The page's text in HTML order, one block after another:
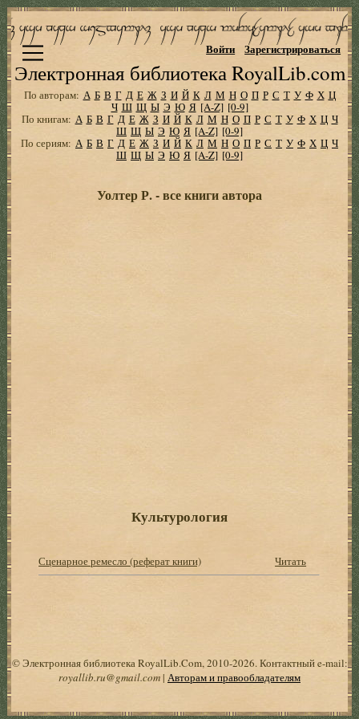
Электронная библиотека RoyalLib.com
Войти Зарегистрироваться
По авторам: А Б В Г Д Е Ж З И Й К Л М Н О П Р С Т У Ф Х Ц
Ч Ш Щ Ы Э Ю Я [A-Z] [0-9]
По книгам: А Б В Г Д Е Ж З И Й К Л М Н О П Р С Т У Ф Х Ц Ч
Ш Щ Ы Э Ю Я [A-Z] [0-9]
По сериям: А Б В Г Д Е Ж З И Й К Л М Н О П Р С Т У Ф Х Ц Ч
Ш Щ Ы Э Ю Я [A-Z] [0-9]
Уолтер Р. - все книги автора
Культурология
Сценарное ремесло (реферат книги) Читать
© Электронная библиотека RoyalLib.Com, 2010-2026. Контактный e-mail:
royallib.ru@gmail.com| Авторам и правообладателям